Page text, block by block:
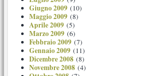
Giugno 2009 (10)
Maggio 2009 (8)
Aprile 2009 (5)
Marzo 2009 (6)
Febbraio 2009 (7)
Gennaio 2009 (11)
Dicembre 2008 (8)
Novembre 2008 (4)